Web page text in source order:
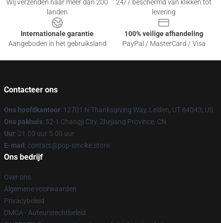
Wij verzenden naar meer dan 200
landen
24/7 beschermd van klikken tot
levering
Internationale garantie
Aangeboden in het gebruiksland
100% veilige afhandeling
PayPal / MasterCard / Visa
Contacteer ons
Ons hoofdkantoor: 12701 N Thanksgiving Way, Leiden, UT 84043, US
Ons pakhuis: 52-1 Changji City, Zhejiang Province, CN
Uur: 21.00 uur 5.00 uur
E-mail : contact@pop-smoke.store
Ons bedrijf
Over ons
Algemene voorwaarden
Privacybeleid
DMCA - Auteursrechtbeleid